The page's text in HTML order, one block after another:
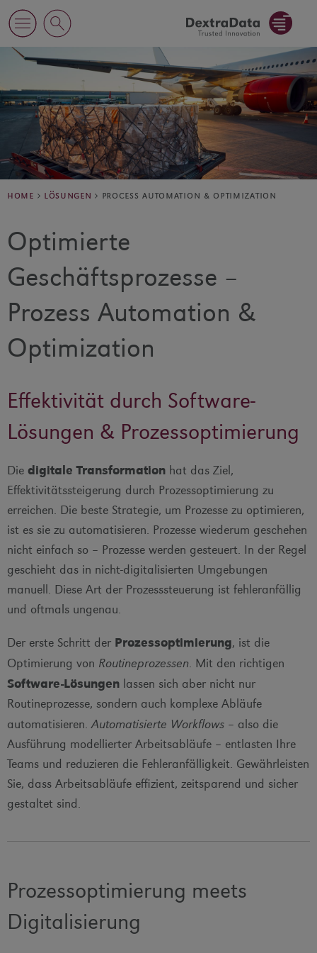
home lösungen process automation & optimization
Optimierte
Geschäftsprozesse –
Prozess Automation &
Optimization
Effektivität durch Software-
Lösungen & Prozessoptimierung
Die digitale Transformation hat das Ziel,
Effektivitätssteigerung durch Prozessoptimierung zu
erreichen. Die beste Strategie, um Prozesse zu optimieren,
ist es sie zu automatisieren. Prozesse wiederum geschehen
nicht einfach so – Prozesse werden gesteuert. In der Regel
geschieht das in nicht-digitalisierten Umgebungen
manuell. Diese Art der Prozesssteuerung ist fehleranfällig
und oftmals ungenau.
Der erste Schritt der Prozessoptimierung, ist die
Optimierung von Routineprozessen. Mit den richtigen
Software-Lösungen lassen sich aber nicht nur
Routineprozesse, sondern auch komplexe Abläufe
automatisieren.Automatisierte Workflows – also die
Ausführung modellierter Arbeitsabläufe – entlasten Ihre
Teams und reduzieren die Fehleranfälligkeit. Gewährleisten
Sie, dass Arbeitsabläufe effizient, zeitsparend und sicher
gestaltet sind.
Prozessoptimierung meets
Digitalisierung